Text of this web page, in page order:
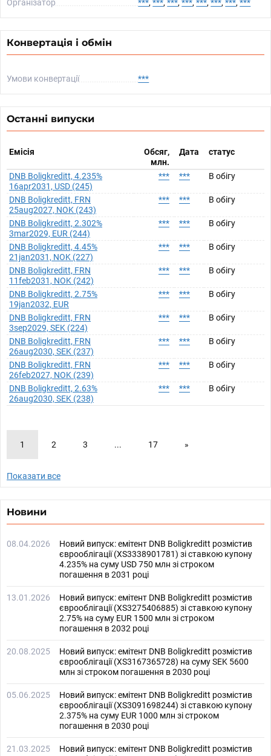
Організатор
***, ***, ***, ***, ***, ***, ***, ***
Конвертація і обмін
Умови конвертації ***
Останні випуски
Емісія
Обсяг,
млн.
Дата статус
DNB Boligkreditt, 4.235%
16apr2031, USD (245)
*** *** В обігу
DNB Boligkreditt, FRN
25aug2027, NOK (243)
*** *** В обігу
DNB Boligkreditt, 2.302%
3mar2029, EUR (244)
*** *** В обігу
DNB Boligkreditt, 4.45%
21jan2031, NOK (227)
*** *** В обігу
DNB Boligkreditt, FRN
11feb2031, NOK (242)
*** *** В обігу
DNB Boligkreditt, 2.75%
19jan2032, EUR
*** *** В обігу
DNB Boligkreditt, FRN
3sep2029, SEK (224)
*** *** В обігу
DNB Boligkreditt, FRN
26aug2030, SEK (237)
*** *** В обігу
DNB Boligkreditt, FRN
26feb2027, NOK (239)
*** *** В обігу
DNB Boligkreditt, 2.63%
26aug2030, SEK (238)
*** *** В обігу
1 2 3 ... 17 »
Показати все
Новини
08.04.2026
Новий випуск: емітент DNB Boligkreditt розмістив
єврооблігації (XS3338901781) зі ставкою купону
4.235% на суму USD 750 млн зі строком
погашення в 2031 році
13.01.2026
Новий випуск: емітент DNB Boligkreditt розмістив
єврооблігації (XS3275406885) зі ставкою купону
2.75% на суму EUR 1500 млн зі строком
погашення в 2032 році
20.08.2025
Новий випуск: емітент DNB Boligkreditt розмістив
єврооблігації (XS3167365728) на суму SEK 5600
млн зі строком погашення в 2030 році
05.06.2025
Новий випуск: емітент DNB Boligkreditt розмістив
єврооблігації (XS3091698244) зі ставкою купону
2.375% на суму EUR 1000 млн зі строком
погашення в 2030 році
21.03.2025
Новий випуск: емітент DNB Boligkreditt розмістив